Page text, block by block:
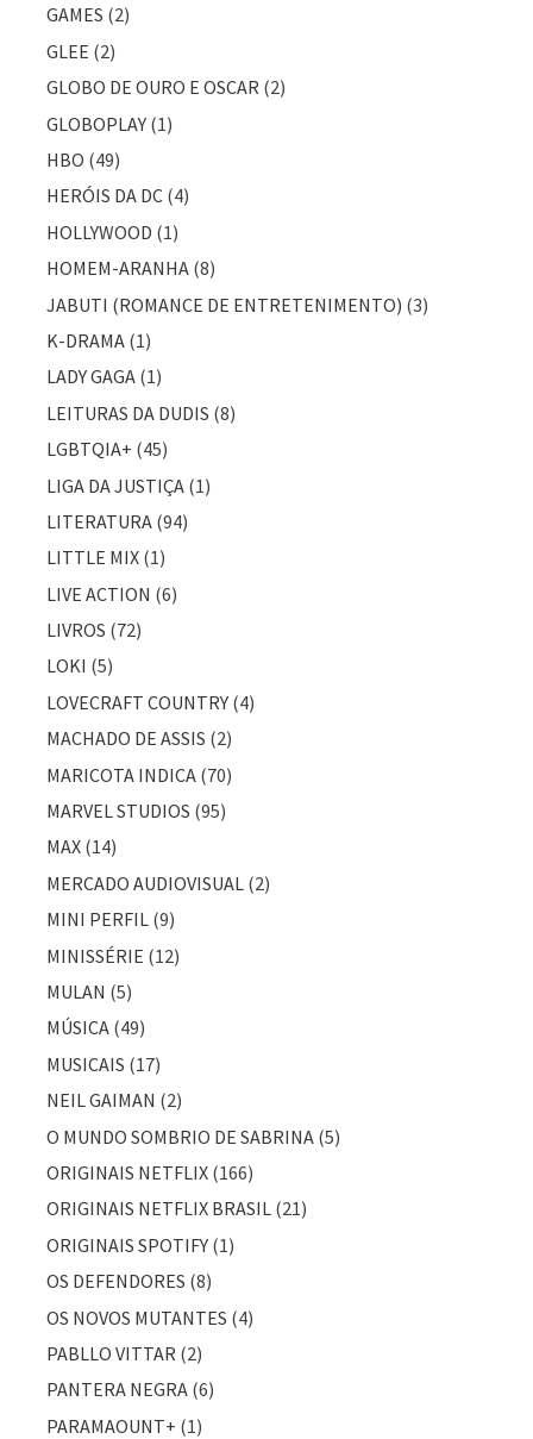
GAMES (2)
GLEE (2)
GLOBO DE OURO E OSCAR (2)
GLOBOPLAY (1)
HBO (49)
HERÓIS DA DC (4)
HOLLYWOOD (1)
HOMEM-ARANHA (8)
JABUTI (ROMANCE DE ENTRETENIMENTO) (3)
K-DRAMA (1)
LADY GAGA (1)
LEITURAS DA DUDIS (8)
LGBTQIA+ (45)
LIGA DA JUSTIÇA (1)
LITERATURA (94)
LITTLE MIX (1)
LIVE ACTION (6)
LIVROS (72)
LOKI (5)
LOVECRAFT COUNTRY (4)
MACHADO DE ASSIS (2)
MARICOTA INDICA (70)
MARVEL STUDIOS (95)
MAX (14)
MERCADO AUDIOVISUAL (2)
MINI PERFIL (9)
MINISSÉRIE (12)
MULAN (5)
MÚSICA (49)
MUSICAIS (17)
NEIL GAIMAN (2)
O MUNDO SOMBRIO DE SABRINA (5)
ORIGINAIS NETFLIX (166)
ORIGINAIS NETFLIX BRASIL (21)
ORIGINAIS SPOTIFY (1)
OS DEFENDORES (8)
OS NOVOS MUTANTES (4)
PABLLO VITTAR (2)
PANTERA NEGRA (6)
PARAMAOUNT+ (1)